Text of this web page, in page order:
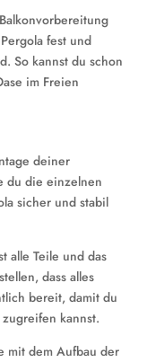
fest und
So kannst du schon
im Freien
deiner
du die einzelnen
sicher und stabil
alle Teile und das
dass alles
bereit, damit du
kannst.
mit dem Aufbau der